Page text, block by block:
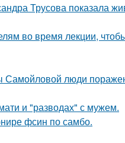
Трусова показала
во время лекции,
Самойловой люди
и "разводах" с мужем.
фсин по самбо.